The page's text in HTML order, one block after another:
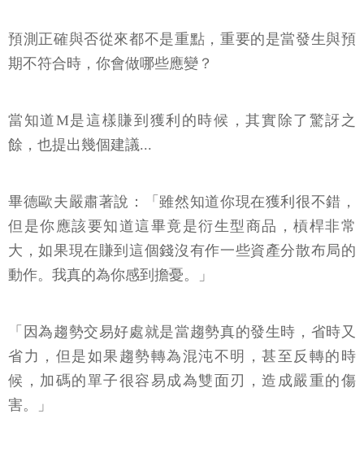
預測正確與否從來都不是重點，重要的是當發生與預
期不符合時，你會做哪些應變？
當知道M是這樣賺到獲利的時候，其實除了驚訝之
餘，也提出幾個建議...
畢德歐夫嚴肅著說：「雖然知道你現在獲利很不錯，
但是你應該要知道這畢竟是衍生型商品，槓桿非常
大，如果現在賺到這個錢沒有作一些資產分散布局的
動作。我真的為你感到擔憂。」
「因為趨勢交易好處就是當趨勢真的發生時，省時又
省力，但是如果趨勢轉為混沌不明，甚至反轉的時
候，加碼的單子很容易成為雙面刃，造成嚴重的傷
害。」